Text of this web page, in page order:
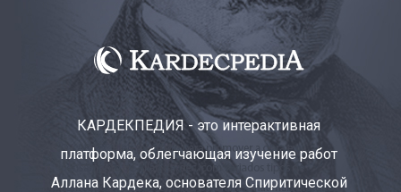
КАРДЕКПЕДИЯ - это интерактивная
платформа, облегчающая изучение работ
Аллана Кардека, основателя Спиритической